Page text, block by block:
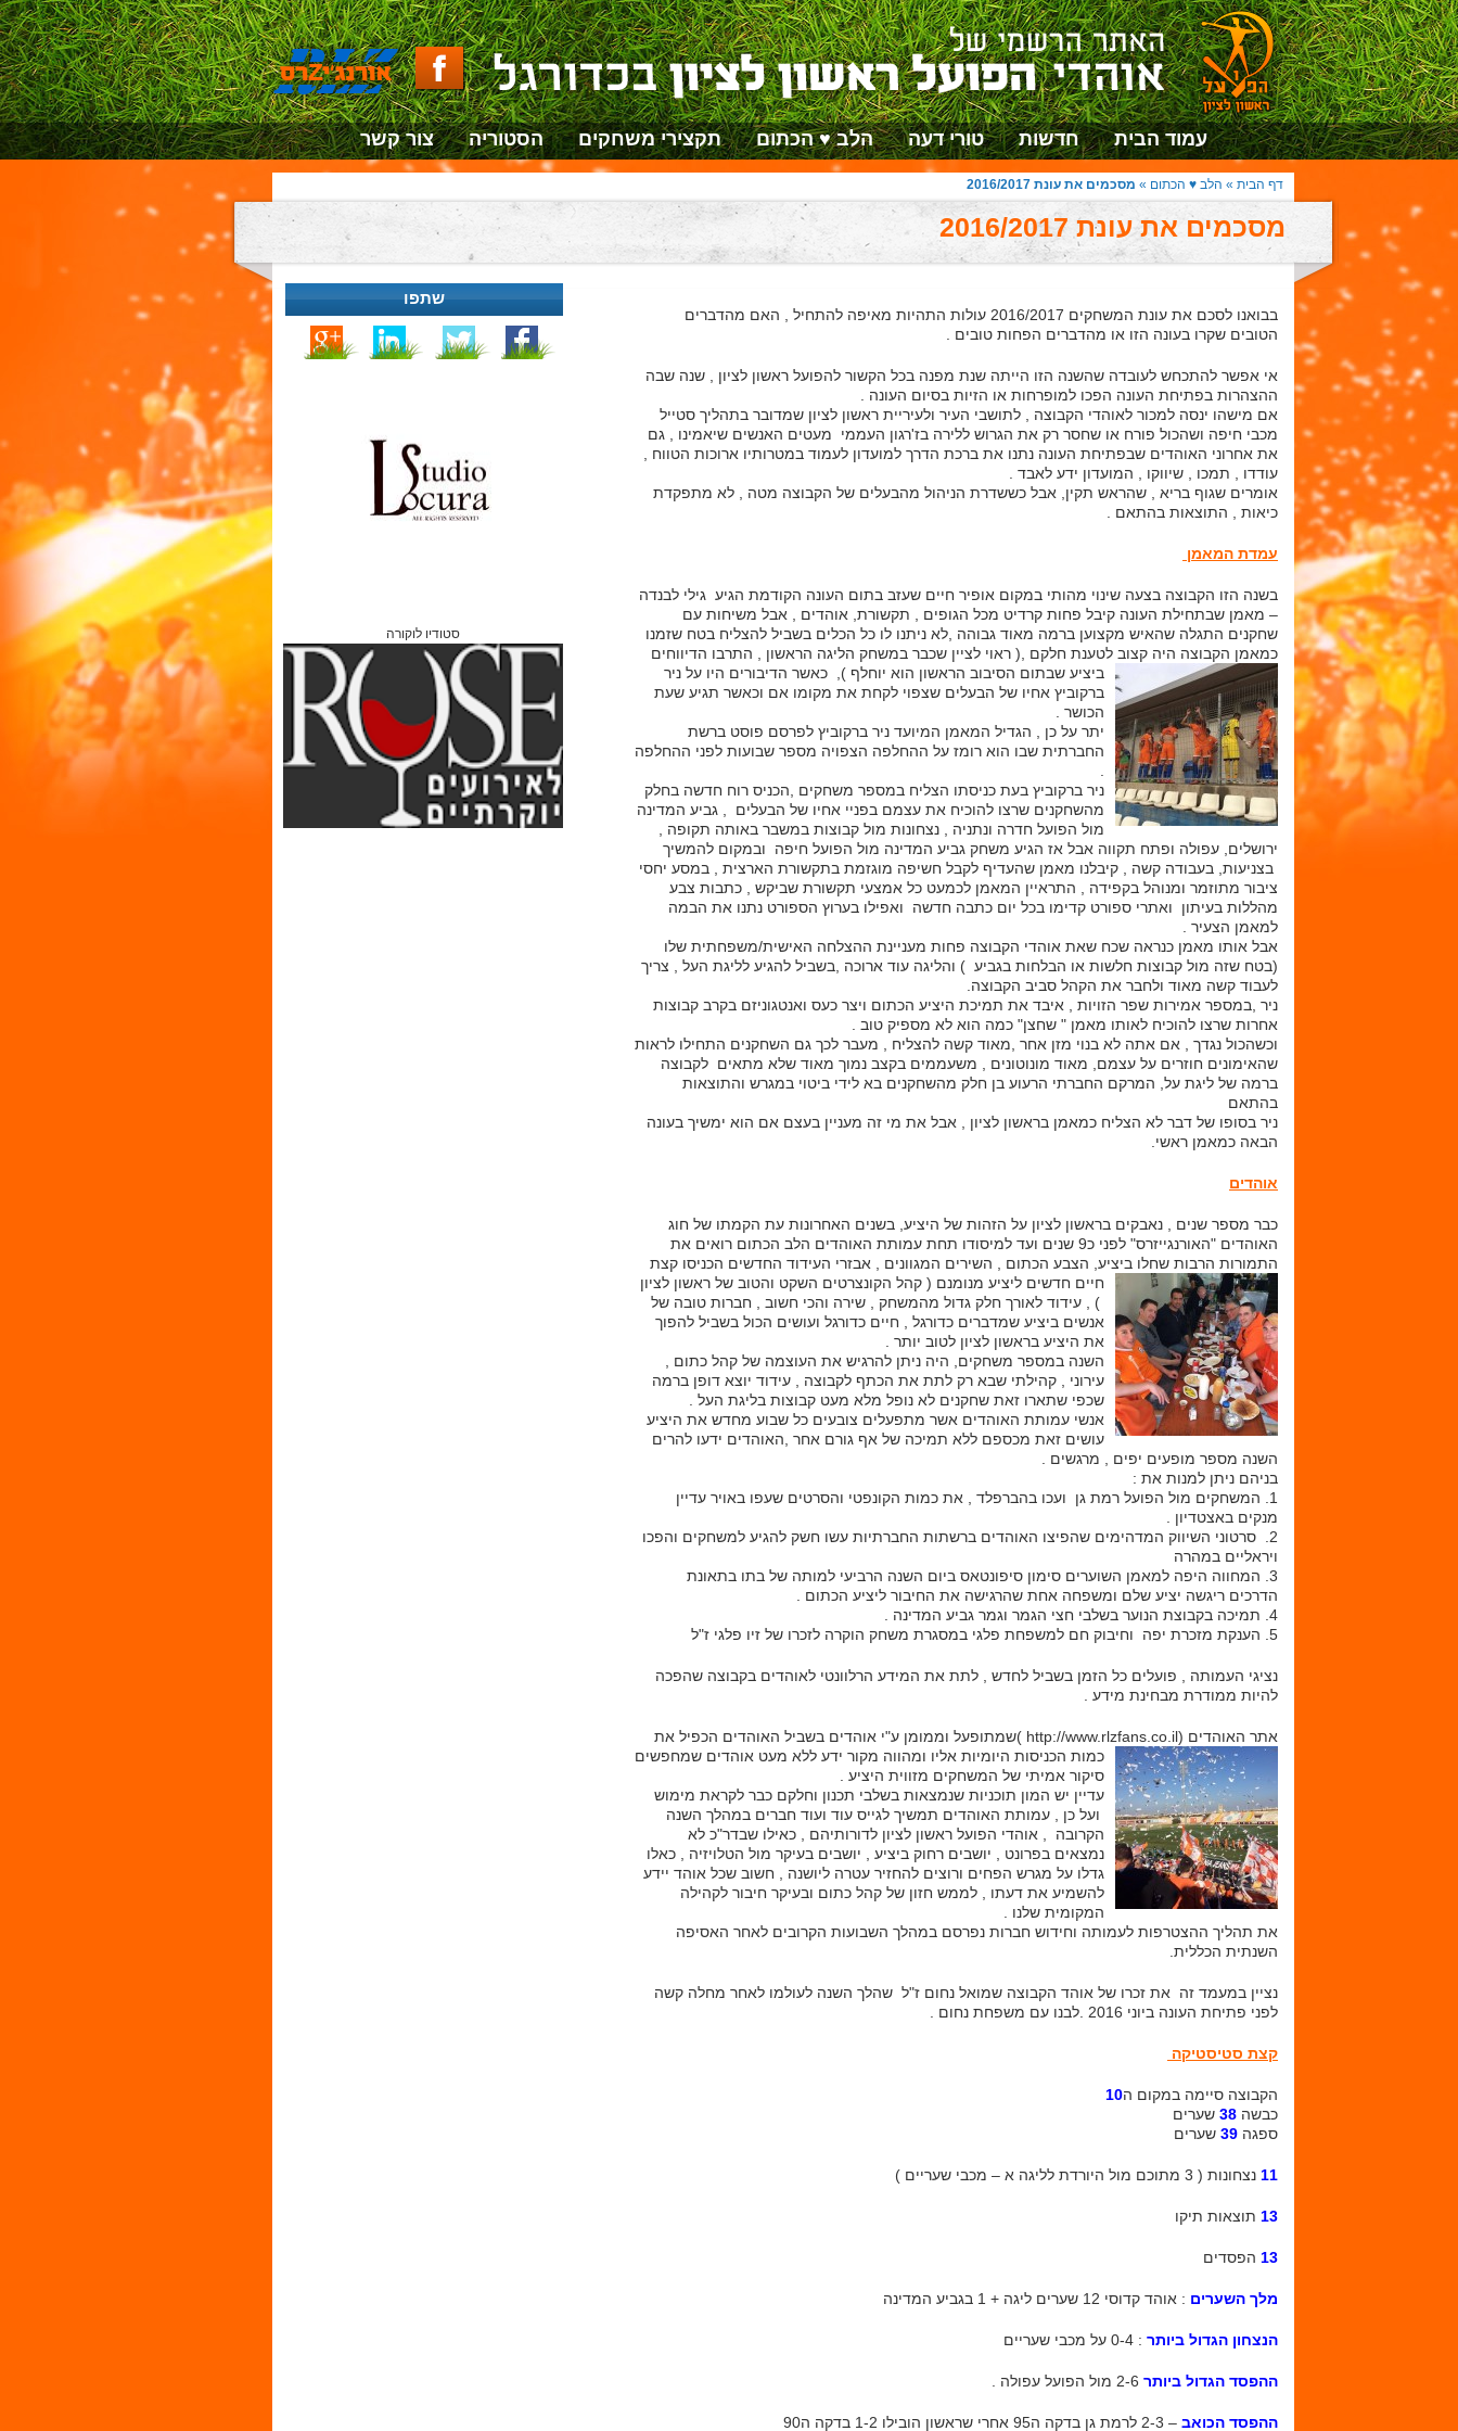
עמוד הבית חדשות טורי דעה הלב ♥ הכתום תקצירי משחקים הסטוריה צור קשר
דף הבית » הלב ♥ הכתום » מסכמים את עונת 2016/2017
מסכמים את עונת 2016/2017
בבואנו לסכם את עונת המשחקים 2016/2017 עולות התהיות מאיפה להתחיל , האם מהדברים
הטובים שקרו בעונה הזו או מהדברים הפחות טובים .
אי אפשר להתכחש לעובדה שהשנה הזו הייתה שנת מפנה בכל הקשור להפועל ראשון לציון , שנה שבה
ההצהרות בפתיחת העונה הפכו למופרחות או הזיות בסיום העונה .
אם מישהו ינסה למכור לאוהדי הקבוצה , לתושבי העיר ולעיריית ראשון לציון שמדובר בתהליך סטייל
מכבי חיפה ושהכול פורח או שחסר רק את הגרוש ללירה בז'רגון העממי מעטים האנשים שיאמינו , גם
את אחרוני האוהדים שבפתיחת העונה נתנו את ברכת הדרך למועדון לעמוד במטרותיו ארוכות הטווח ,
עודדו , תמכו , שיווקו , המועדון ידע לאבד .
אומרים שגוף בריא , שהראש תקין, אבל כששדרת הניהול מהבעלים של הקבוצה מטה , לא מתפקדת
כיאות , התוצאות בהתאם .
עמדת המאמן
בשנה הזו הקבוצה בצעה שינוי מהותי במקום אופיר חיים שעזב בתום העונה הקודמת הגיע גילי לבנדה
– מאמן שבתחילת העונה קיבל פחות קרדיט מכל הגופים , תקשורת, אוהדים , אבל משיחות עם
שחקנים התגלה שהאיש מקצוען ברמה מאוד גבוהה ,לא ניתנו לו כל הכלים בשביל להצליח בטח שזמנו
כמאמן הקבוצה היה קצוב לטענת חלקם ,( ראוי לציין שכבר במשחק הליגה הראשון , התרבו הדיווחים
ביציע שבתום הסיבוב הראשון הוא יוחלף ), כאשר הדיבורים היו על ניר
ברקוביץ אחיו של הבעלים שצפוי לקחת את מקומו אם וכאשר תגיע שעת
הכושר .
יתר על כן , הגדיל המאמן המיועד ניר ברקוביץ לפרסם פוסט ברשת
החברתית שבו הוא רומז על ההחלפה הצפויה מספר שבועות לפני ההחלפה
ניר ברקוביץ בעת כניסתו הצליח במספר משחקים ,הכניס רוח חדשה בחלק
מהשחקנים שרצו להוכיח את עצמם בפניי אחיו של הבעלים , גביע המדינה
מול הפועל חדרה ונתניה , נצחונות מול קבוצות במשבר באותה תקופה ,
ירושלים, עפולה ופתח תקווה אבל אז הגיע משחק גביע המדינה מול הפועל חיפה ובמקום להמשיך
בצניעות, בעבודה קשה , קיבלנו מאמן שהעדיף לקבל חשיפה מוגזמת בתקשורת הארצית , במסע יחסי
ציבור מתוזמר ומנוהל בקפידה , התראיין המאמן לכמעט כל אמצעי תקשורת שביקש , כתבות צבע
מהללות בעיתון ואתרי ספורט קדימו בכל יום כתבה חדשה ואפילו בערוץ הספורט נתנו את הבמה
למאמן הצעיר .
אבל אותו מאמן כנראה שכח שאת אוהדי הקבוצה פחות מעניינת ההצלחה האישית/משפחתית שלו
(בטח שזה מול קבוצות חלשות או הבלחות בגביע ) והליגה עוד ארוכה ,בשביל להגיע לליגת העל , צריך
לעבוד קשה מאוד ולחבר את הקהל סביב הקבוצה.
ניר ,במספר אמירות שפר הזויות , איבד את תמיכת היציע הכתום ויצר כעס ואנטגוניזם בקרב קבוצות
אחרות שרצו להוכיח לאותו מאמן " שחצן" כמה הוא לא מספיק טוב .
וכשהכול נגדך , אם אתה לא בנוי מזן אחר ,מאוד קשה להצליח , מעבר לכך גם השחקנים התחילו לראות
שהאימונים חוזרים על עצמם, מאוד מונוטונים , משעממים בקצב נמוך מאוד שלא מתאים לקבוצה
ברמה של ליגת על, המרקם החברתי הרעוע בן חלק מהשחקנים בא לידי ביטוי במגרש והתוצאות
בהתאם
ניר בסופו של דבר לא הצליח כמאמן בראשון לציון , אבל את מי זה מעניין בעצם אם הוא ימשיך בעונה
הבאה כמאמן ראשי.
אוהדים
כבר מספר שנים , נאבקים בראשון לציון על הזהות של היציע, בשנים האחרונות עת הקמתו של חוג
האוהדים "האורנגייזרס" לפני כ9 שנים ועד למיסודו תחת עמותת האוהדים הלב הכתום רואים את
התמורות הרבות שחלו ביציע, הצבע הכתום , השירים המגוונים , אבזרי העידוד החדשים הכניסו קצת
חיים חדשים ליציע מנומנם ( קהל הקונצרטים השקט והטוב של ראשון לציון
) , עידוד לאורך חלק גדול מהמשחק , שירה והכי חשוב , חברות טובה של
אנשים ביציע שמדברים כדורגל , חיים כדורגל ועושים הכול בשביל להפוך
את היציע בראשון לציון לטוב יותר .
השנה במספר משחקים, היה ניתן להרגיש את העוצמה של קהל כתום ,
עירוני , קהילתי שבא רק לתת את הכתף לקבוצה , עידוד יוצא דופן ברמה
שכפי שתארו זאת שחקנים לא נופל מלא מעט קבוצות בליגת העל .
אנשי עמותת האוהדים אשר מתפעלים צובעים כל שבוע מחדש את היציע
עושים זאת מכספם ללא תמיכה של אף גורם אחר ,האוהדים ידעו להרים
השנה מספר מופעים יפים , מרגשים .
בניהם ניתן למנות את :
1. המשחקים מול הפועל רמת גן ועכו בהברפלד , את כמות הקונפטי והסרטים שעפו באויר עדיין
מנקים באצטדיון .
2. סרטוני השיווק המדהימים שהפיצו האוהדים ברשתות החברתיות עשו חשק להגיע למשחקים והפכו
ויראליים במהרה
3. המחווה היפה למאמן השוערים סימון סיפונטאס ביום השנה הרביעי למותה של בתו בתאונת
הדרכים ריגשה יציע שלם ומשפחה אחת שהרגישה את החיבור ליציע הכתום .
4. תמיכה בקבוצת הנוער בשלבי חצי הגמר וגמר גביע המדינה .
5. הענקת מזכרת יפה וחיבוק חם למשפחת פלגי במסגרת משחק הוקרה לזכרו של זיו פלגי ז"ל
נציגי העמותה , פועלים כל הזמן בשביל לחדש , לתת את המידע הרלוונטי לאוהדים בקבוצה שהפכה
להיות ממודרת מבחינת מידע .
אתר האוהדים (http://www.rlzfans.co.il )שמתופעל וממומן ע"י אוהדים בשביל האוהדים הכפיל את
כמות הכניסות היומיות אליו ומהווה מקור ידע ללא מעט אוהדים שמחפשים
סיקור אמיתי של המשחקים מזווית היציע .
עדיין יש המון תוכניות שנמצאות בשלבי תכנון וחלקם כבר לקראת מימוש
ועל כן , עמותת האוהדים תמשיך לגייס עוד ועוד חברים במהלך השנה
הקרובה , אוהדי הפועל ראשון לציון לדורותיהם , כאילו שבדר"כ לא
נמצאים בפרונט , יושבים רחוק ביציע , יושבים בעיקר מול הטלויזיה , כאלו
גדלו על מגרש הפחים ורוצים להחזיר עטרה ליושנה , חשוב שכל אוהד יידע
להשמיע את דעתו , לממש חזון של קהל כתום ובעיקר חיבור לקהילה
המקומית שלנו .
את תהליך ההצטרפות לעמותה וחידוש חברות נפרסם במהלך השבועות הקרובים לאחר האסיפה
השנתית הכללית.
נציין במעמד זה את זכרו של אוהד הקבוצה שמואל נחום ז"ל שהלך השנה לעולמו לאחר מחלה קשה
לפני פתיחת העונה ביוני 2016 .לבנו עם משפחת נחום .
קצת סטיסטיקה
הקבוצה סיימה במקום ה10
כבשה
שערים
ספגה 39 שערים
11 נצחונות ( 3 מתוכם מול היורדת לליגה א – מכבי שעריים )
13 תוצאות תיקו
13 הפסדים
מלך השערים : אוהד קדוסי 12 שערים ליגה + 1 בגביע המדינה
הנצחון הגדול ביותר : 0-4 על מכבי שעריים
ההפסד הגדול ביותר
ההפסד הכואב – 2-3 לרמת גן בדקה ה95 אחרי שראשון הובילו 1-2 בדקה ה90
שתפו
סטודיו לוקורה